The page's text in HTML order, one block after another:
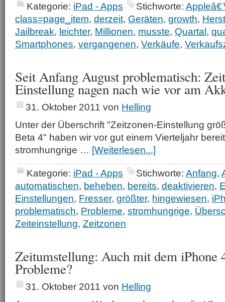
Kategorie: iPad - Apps Stichworte:
class=page_item, derzeit, Geräten, growth,
Jailbreak, leichter, Millionen, musste, Quartal,
Smartphones, vergangenen, Verkäufe,
Seit Anfang August problematisch:
Einstellung nagen nach wie vor am
31. Oktober 2011 von Helling
Unter der Überschrift "Zeitzonen-Einstellung
Beta 4" haben wir vor gut einem Vierteljahr
stromhungrige … [Weiterlesen...]
Kategorie: iPad - Apps Stichworte: Anfang,
automatischen, beheben, bereits, deaktivieren,
Einstellungen, Fresser, größter, hingewiesen,
problematisch, Probleme, stromhungrige,
Zeiteinstellung, Zeitzonen
Zeitumstellung: Auch mit dem iPhone
Probleme?
31. Oktober 2011 von Helling